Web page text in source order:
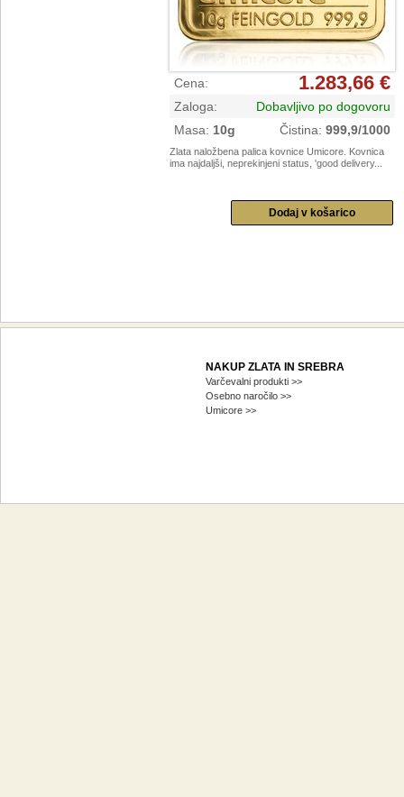
Cena: 1.283,66 €
Zaloga:
Dobavljivo po dogovoru
Masa: 10g Čistina: 999,9/1000
Zlata naložbena palica kovnice Umicore. Kovnica
ima najdaljši, neprekinjeni status, 'good delivery...
NAKUP ZLATA IN SREBRA
Varčevalni produkti >>
Osebno naročilo >>
Umicore >>